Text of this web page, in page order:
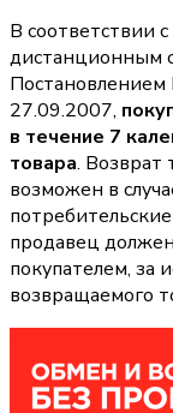
В соответствии
дистанционным
27.09.2007,
в течение 7
товара. Возврат
возможен в
продавец
покупателем, за
возвращаемого